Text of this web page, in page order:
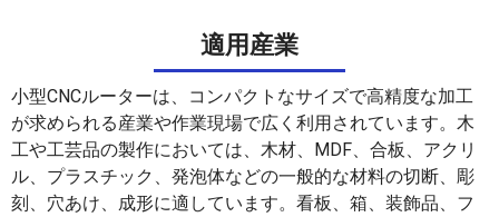
ラミネート
適用産業
小型CNCルーターは、コンパクトなサイズで高精度な加工
が求められる産業や作業現場で広く利用されています。木
工や工芸品の製作においては、木材、MDF、合板、アクリ
ル、プラスチック、発泡体などの一般的な材料の切断、彫
刻、穴あけ、成形に適しています。看板、箱、装飾品、フ